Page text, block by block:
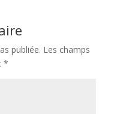
publiée. Les champs
*